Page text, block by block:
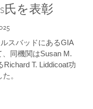
氏を表彰
スバッドにあるGIA
同機関はSusan M.
T. Liddicoat功
。